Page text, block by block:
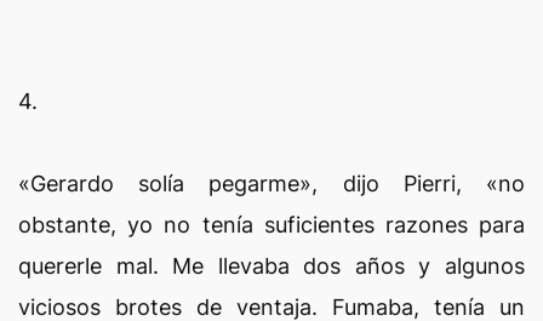
4.
«Gerardo solía pegarme», dijo Pierri, «no
obstante, yo no tenía suficientes razones para
quererle mal. Me llevaba dos años y algunos
viciosos brotes de ventaja. Fumaba, tenía un